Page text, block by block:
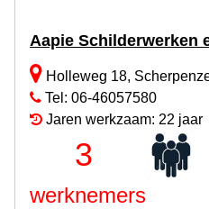
Aapie Schilderwerken
Holleweg 18,
Tel: 06-46057580
Jaren werkzaam: 22 jaar
3
werknemers